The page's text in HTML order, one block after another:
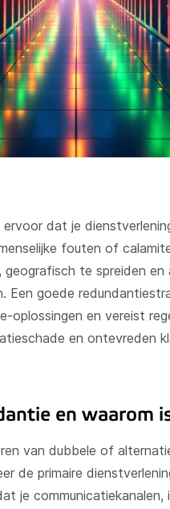
dat je
fouten of
te spreiden
Een goede
oplossingen en vereist
en ontevreden
en waarom
van dubbele of
de primaire
je communicatiekanalen,